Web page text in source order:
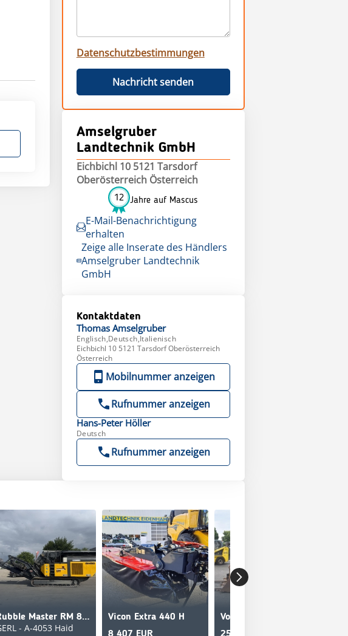
Datenschutzbestimmungen
Nachricht senden
Amselgruber
Landtechnik GmbH
Eichbichl 10 5121 Tarsdorf
Oberösterreich Österreich
12 Jahre auf Mascus
E-Mail-Benachrichtigung
erhalten
Zeige alle Inserate des Händlers
Amselgruber Landtechnik
GmbH
Kontaktdaten
Thomas Amselgruber
Englisch,Deutsch,Italienisch
Eichbichl 10 5121 Tarsdorf Oberösterreich
Österreich
Mobilnummer anzeigen
Rufnummer anzeigen
Hans-Peter Höller
Deutsch
Rufnummer anzeigen
Rubble Master RM 80 GO
- A-4053 Haid
Vicon Extra 440 H
Volvo L25F